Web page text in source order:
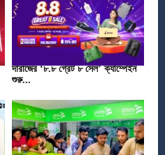
দারাজের ‘৮.৮ গ্রেট ৮ সেল’ ক্যাম্পেইন
শুরু...